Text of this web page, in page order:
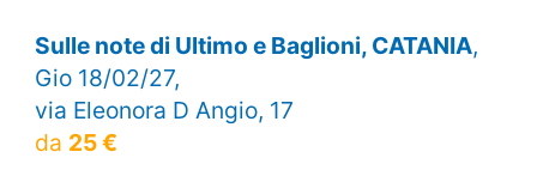
Sulle note di Ultimo e Baglioni, CATANIA,
Gio 18/02/27,
via Eleonora D Angio, 17
da 25 €